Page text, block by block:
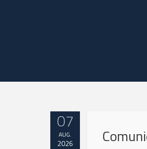
07
AUG.
2026